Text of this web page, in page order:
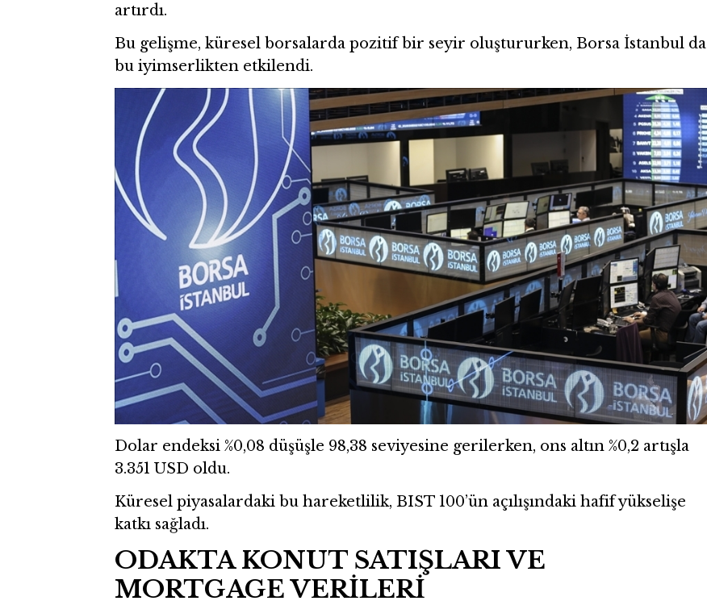
artırdı.
Bu gelişme, küresel borsalarda pozitif bir seyir oluştururken, Borsa İstanbul da
bu iyimserlikten etkilendi.
Dolar endeksi %0,08 düşüşle 98,38 seviyesine gerilerken, ons altın %0,2 artışla
3.351 USD oldu.
Küresel piyasalardaki bu hareketlilik, BIST 100’ün açılışındaki hafif yükselişe
katkı sağladı.
ODAKTA KONUT SATIŞLARI VE
MORTGAGE VERİLERİ